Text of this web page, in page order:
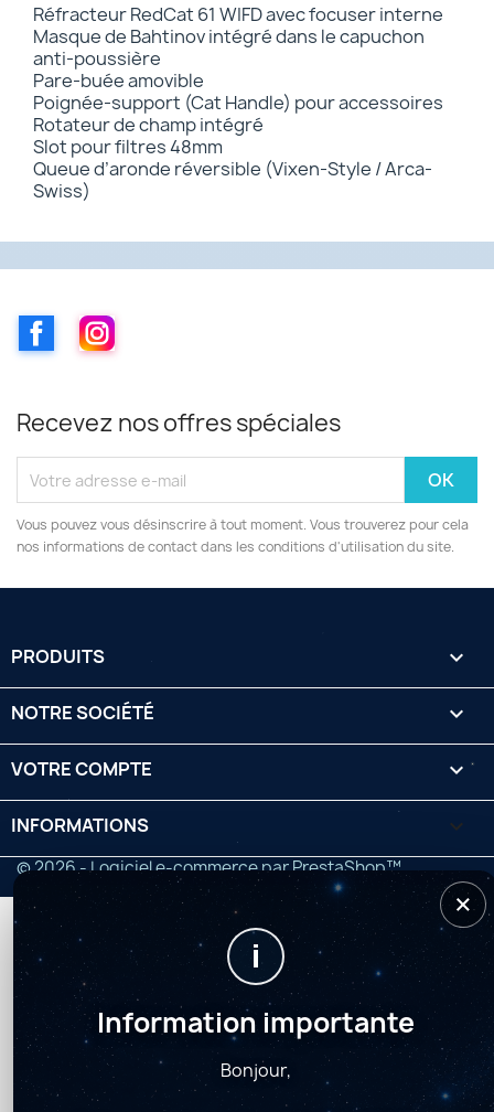
Réfracteur RedCat 61 WIFD avec focuser interne
Masque de Bahtinov intégré dans le capuchon
anti-poussière
Pare-buée amovible
Poignée-support (Cat Handle) pour accessoires
Rotateur de champ intégré
Slot pour filtres 48mm
Queue d’aronde réversible (Vixen-Style / Arca-
Swiss)
FacebookInstagram
Recevez nos offres spéciales
Vous pouvez vous désinscrire à tout moment. Vous trouverez pour cela
nos informations de contact dans les conditions d'utilisation du site.
PRODUITS 
NOTRE SOCIÉTÉ 
VOTRE COMPTE 
INFORMATIONS keyboard_arrow_down
×
i
Information importante
Bonjour,
© 2026 - Logiciel e-commerce par PrestaShop™